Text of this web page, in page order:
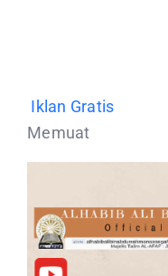
Iklan Gratis
Memuat